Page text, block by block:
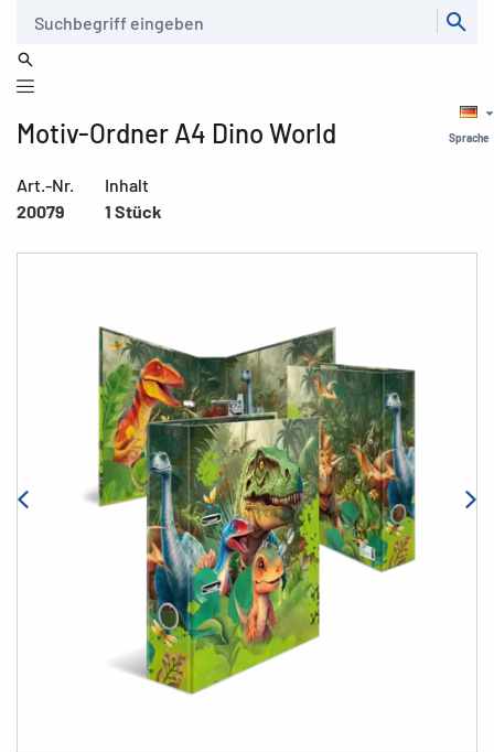
Sprache
Motiv-Ordner A4 Dino World
Art.-Nr.
20079
Inhalt
1 Stück